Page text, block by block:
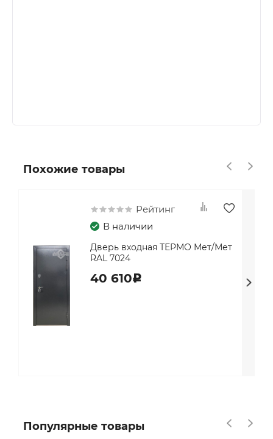
Похожие товары
Рейтинг
В наличии
Дверь входная ТЕРМО Мет/Мет
RAL 7024
40 610c
Популярные товары